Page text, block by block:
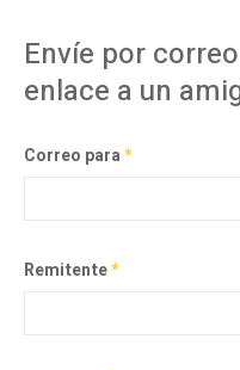
Envíe por
enlace a un
Correo para*
Remitente*